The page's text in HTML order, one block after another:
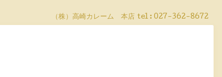
（株）高崎カレーム 本店 tel : 027-362-8672